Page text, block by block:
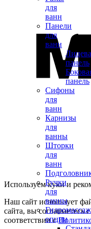
для
ванн
Панели
для
ванн
панель
панель
Сифоны
для
ванн
Карнизы
для
ванны
Шторки
для
ванн
Ручки
для
ванны
опции
Используем куки и
Наш сайт использует
сайта, вы соглашаетесь
соответствии с